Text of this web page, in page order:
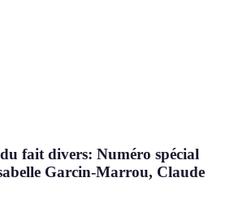
fait divers: Numéro spécial
Garcin-Marrou, Claude